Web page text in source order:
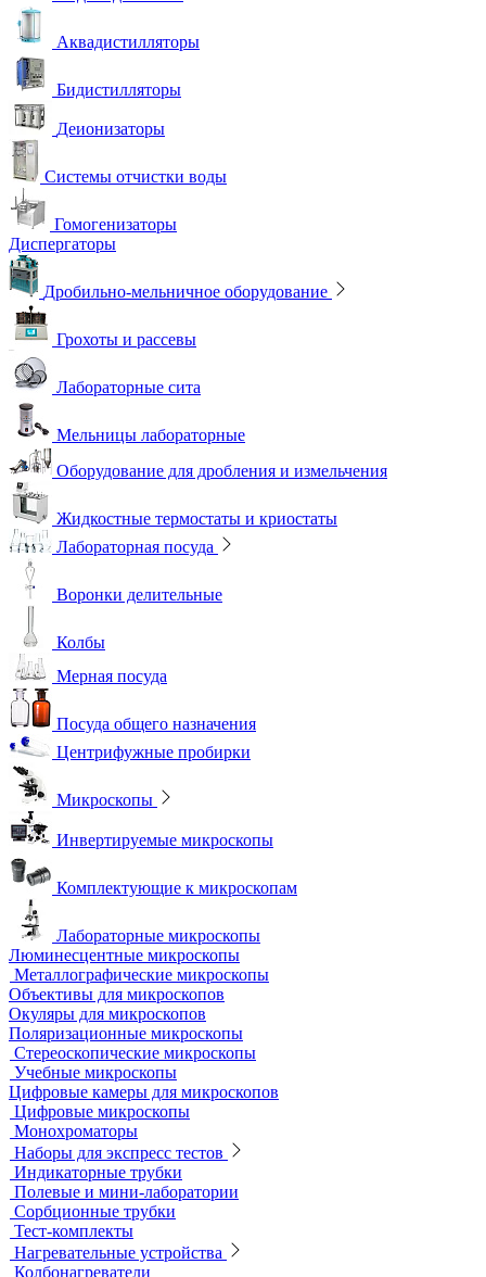
Аквадистилляторы
Бидистилляторы
Деионизаторы
Системы отчистки воды
Гомогенизаторы
Диспергаторы
Дробильно-мельничное оборудование
Грохоты и рассевы
Лабораторные сита
Мельницы лабораторные
Оборудование для дробления и измельчения
Жидкостные термостаты и криостаты
Лабораторная посуда
Воронки делительные
Колбы
Мерная посуда
Посуда общего назначения
Центрифужные пробирки
Микроскопы
Инвертируемые микроскопы
Комплектующие к микроскопам
Лабораторные микроскопы
Люминесцентные микроскопы
Металлографические микроскопы
Объективы для микроскопов
Окуляры для микроскопов
Поляризационные микроскопы
Стереоскопические микроскопы
Учебные микроскопы
Цифровые камеры для микроскопов
Цифровые микроскопы
Монохроматоры